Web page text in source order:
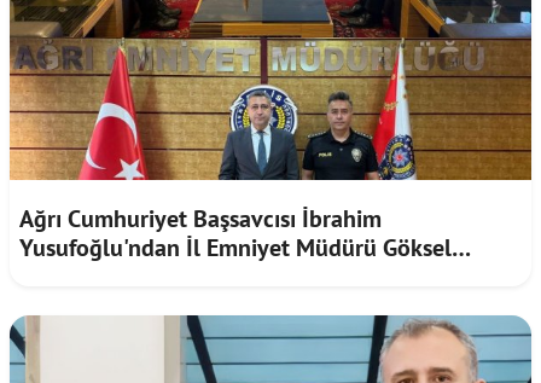
Ağrı Cumhuriyet Başsavcısı İbrahim
Yusufoğlu'ndan İl Emniyet Müdürü Göksel